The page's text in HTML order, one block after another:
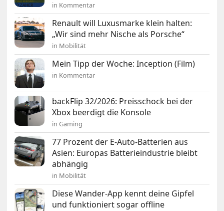
in Kommentar
Renault will Luxusmarke klein halten:
„Wir sind mehr Nische als Porsche“
in Mobilität
Mein Tipp der Woche: Inception (Film)
in Kommentar
backFlip 32/2026: Preisschock bei der
Xbox beerdigt die Konsole
in Gaming
77 Prozent der E-Auto-Batterien aus
Asien: Europas Batterieindustrie bleibt
abhängig
in Mobilität
Diese Wander-App kennt deine Gipfel
und funktioniert sogar offline